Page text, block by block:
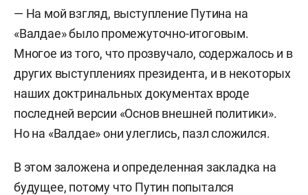
— На мой взгляд, выступление Путина на
«Валдае» было промежуточно-итоговым.
Многое из того, что прозвучало, содержалось и в
других выступлениях президента, и в некоторых
наших доктринальных документах вроде
последней версии «Основ внешней политики».
Но на «Валдае» они улеглись, пазл сложился.
В этом заложена и определенная закладка на
будущее, потому что Путин попытался